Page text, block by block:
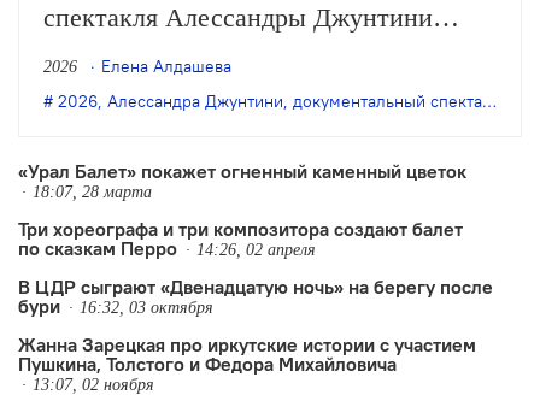
спектакля Алессандры Джунтини
«Рехаб».
2026
Елена Алдашева
2026, Алессандра Джунтини, документальный спектакль
«Урал Балет» покажет огненный каменный цветок
18:07, 28 марта
Три хореографа и три композитора создают балет
по сказкам Перро
14:26, 02 апреля
В ЦДР сыграют «Двенадцатую ночь» на берегу после
бури
16:32, 03 октября
Жанна Зарецкая про иркутские истории с участием
Пушкина, Толстого и Федора Михайловича
13:07, 02 ноября